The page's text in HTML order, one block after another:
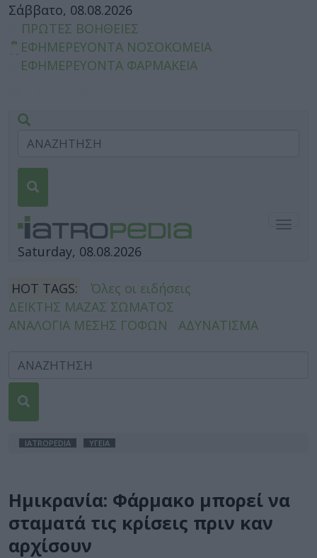
Σάββατο, 08.08.2026
ΠΡΩΤΕΣ ΒΟΗΘΕΙΕΣ
ΕΦΗΜΕΡΕΥΟΝΤΑ ΝΟΣΟΚΟΜΕΙΑ
ΕΦΗΜΕΡΕΥΟΝΤΑ ΦΑΡΜΑΚΕΙΑ
Saturday, 08.08.2026
HOT TAGS:
Όλες οι ειδήσεις
ΔΕΙΚΤΗΣ ΜΑΖΑΣ ΣΩΜΑΤΟΣ
ΑΝΑΛΟΓΙΑ ΜΕΣΗΣ ΓΟΦΩΝ
ΑΔΥΝΑΤΙΣΜΑ
IATROPEDIA ΥΓΕΙΑ
Ημικρανία: Φάρμακο μπορεί να
σταματά τις κρίσεις πριν καν
αρχίσουν